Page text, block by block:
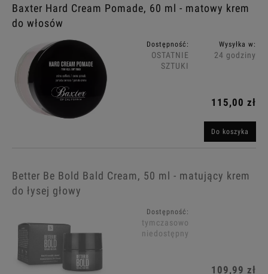
Baxter Hard Cream Pomade, 60 ml - matowy krem
do włosów
Dostępność:
OSTATNIE
SZTUKI
Wysyłka w:
24 godziny
115,00 zł
Do koszyka
Better Be Bold Bald Cream, 50 ml - matujący krem
do łysej głowy
Dostępność:
tymczasowo
niedostępny
109,99 zł